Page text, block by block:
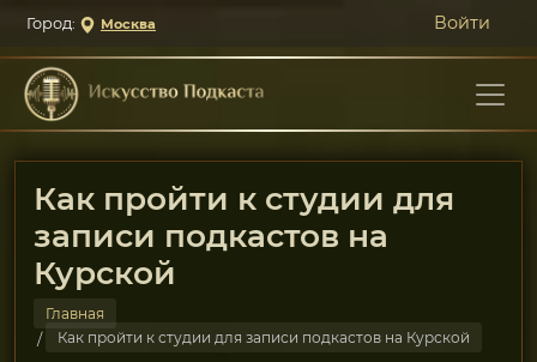
Город: Москва Войти
Как пройти к студии для
записи подкастов на
Курской
Главная
Как пройти к студии для записи подкастов на Курской